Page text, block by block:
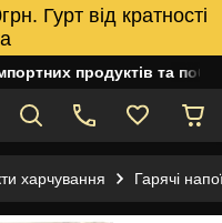
Гурт від кратності
продуктів та
харчування Гарячі